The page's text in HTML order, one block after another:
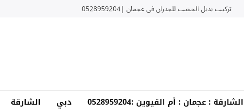
تركيب بديل الخشب للجدران في عجمان |0528959204
دبي الشارقة